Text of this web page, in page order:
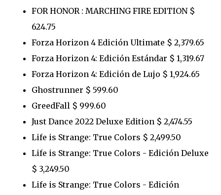
FOR HONOR : MARCHING FIRE EDITION $
624.75
Forza Horizon 4 Edición Ultimate $ 2,379.65
Forza Horizon 4: Edición Estándar $ 1,319.67
Forza Horizon 4: Edición de Lujo $ 1,924.65
Ghostrunner $ 599.60
GreedFall $ 999.60
Just Dance 2022 Deluxe Edition $ 2,474.55
Life is Strange: True Colors $ 2,499.50
Life is Strange: True Colors - Edición Deluxe
$ 3,249.50
Life is Strange: True Colors - Edición